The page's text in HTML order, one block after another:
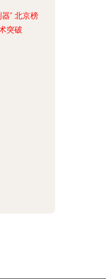
” 北京榜
突破